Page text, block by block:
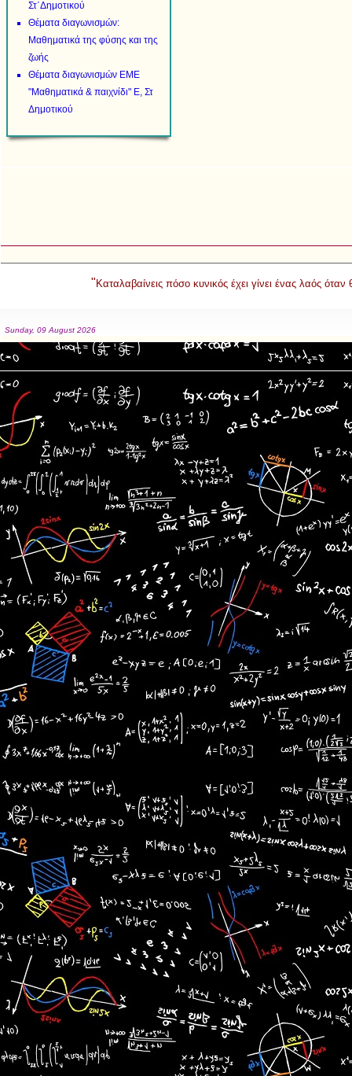
Στ΄Δημοτικού
Θέματα διαγωνισμών:
Μαθηματικά της φύσης και της
ζωής
Θέματα διαγωνισμών ΕΜΕ
"Μαθηματικά & παιχνίδι" Ε, Στ
Δημοτικού
" Καταλαβαίνεις πόσο κυνικός έχει γίνει ένας λαός
Sunday, 09 August 2026